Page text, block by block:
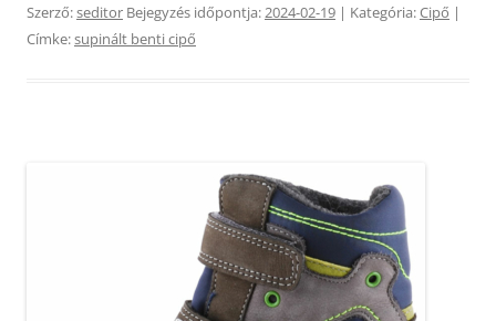
Szerző:seditor Bejegyzés időpontja:2024-02-19 | Kategória:Cipő |
Címke:supinált benti cipő